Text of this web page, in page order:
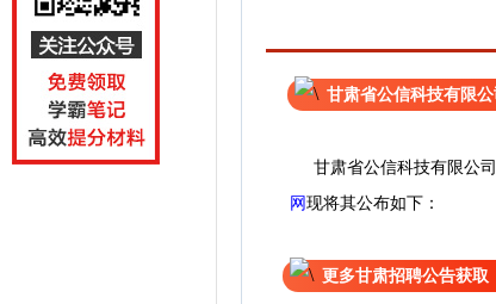
甘肃省公信科技有限
甘肃省公信科技有限公司
网现将其公布如下：
更多甘肃招聘公告获取